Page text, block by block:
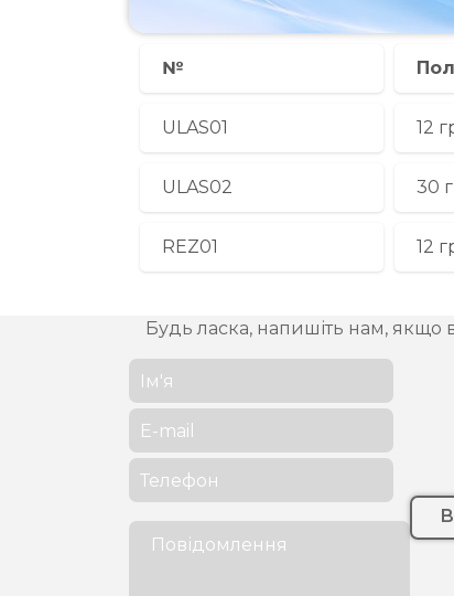
№
ULAS01 12
ULAS02 30
REZ01 12
Будь ласка, напишіть нам, якщо